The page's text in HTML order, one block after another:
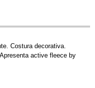
Costura decorativa.
active fleece by